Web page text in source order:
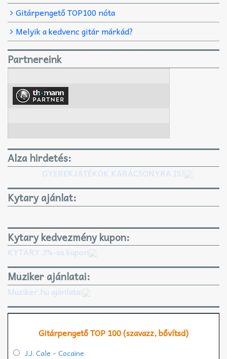
Gitárpengető TOP100 nóta
Melyik a kedvenc gitár márkád?
Partnereink
Alza hirdetés:
GYEREKJÁTÉKOK KARÁCSONYRA IS!
Kytary ajánlat:
Kytary kedvezmény kupon:
KYTARY 3%-os kupon
Muziker ajánlatai:
Muziker.hu ajánlatai
Gitárpengető TOP 100 (szavazz, bővítsd)
J.J. Cale - Cocaine